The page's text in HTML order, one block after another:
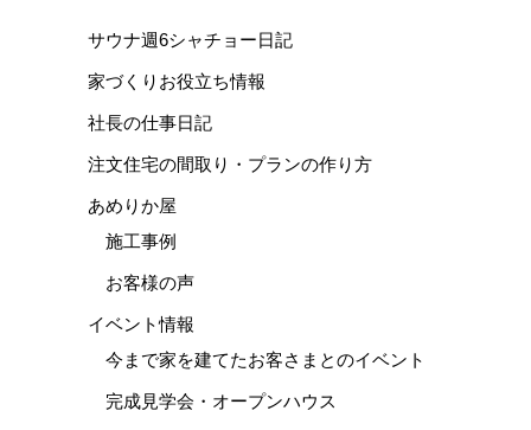
サウナ週6シャチョー日記
家づくりお役立ち情報
社長の仕事日記
注文住宅の間取り・プランの作り方
あめりか屋
施工事例
お客様の声
イベント情報
今まで家を建てたお客さまとのイベント
完成見学会・オープンハウス